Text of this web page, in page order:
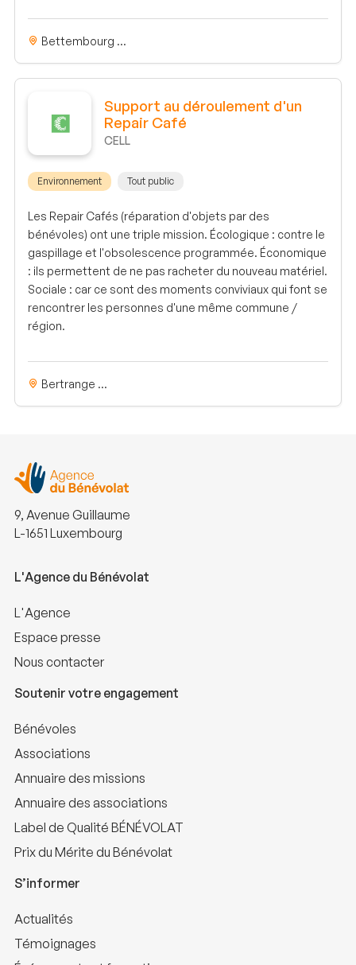
Bettembourg ...
Support au déroulement d'un
Repair Café
CELL
Environnement Tout public
Les Repair Cafés (réparation d'objets par des
bénévoles) ont une triple mission. Écologique : contre le
gaspillage et l'obsolescence programmée. Économique
: ils permettent de ne pas racheter du nouveau matériel.
Sociale : car ce sont des moments conviviaux qui font se
rencontrer les personnes d'une même commune /
région.
Bertrange ...
9, Avenue Guillaume
L-1651 Luxembourg
L'Agence du Bénévolat
L'Agence
Espace presse
Nous contacter
Soutenir votre engagement
Bénévoles
Associations
Annuaire des missions
Annuaire des associations
Label de Qualité BÉNÉVOLAT
Prix du Mérite du Bénévolat
S’informer
Actualités
Témoignages